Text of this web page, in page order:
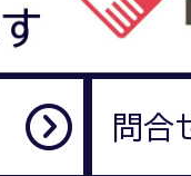
問合